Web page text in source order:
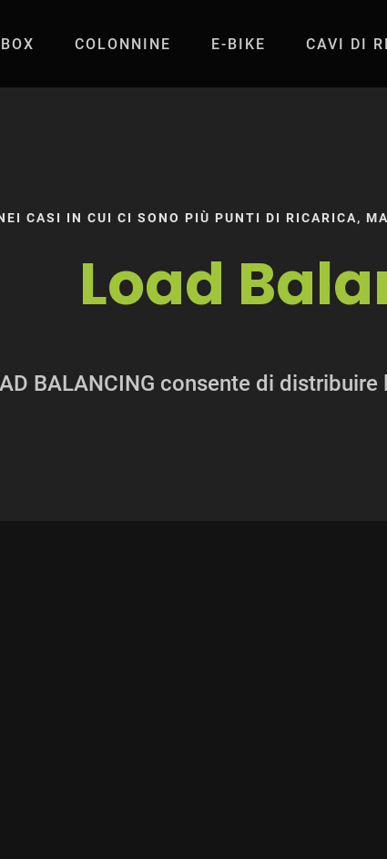
COLONNINE E-BIKE CAVI DI
CASI IN CUI CI SONO PIÙ PUNTI DI RICARICA,
Load
BALANCING consente di